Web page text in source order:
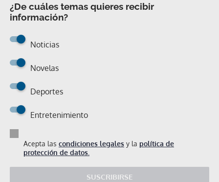
¿De cuáles temas quieres recibir
información?
Noticias
Novelas
Deportes
Entretenimiento
Acepta las condiciones legales y la política de
protección de datos.
SUSCRIBIRSE